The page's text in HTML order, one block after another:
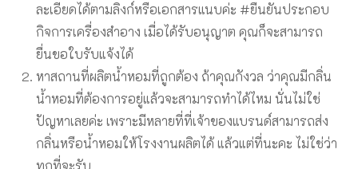
ละเอียดได้ตามลิงก์หรือเอกสารแนบค่ะ #ยืนยันประกอบ
กิจการเครื่องสำอาง เมื่อได้รับอนุญาต คุณก็จะสามารถ
ยื่นขอใบรับแจ้งได้
หาสถานที่ผลิตน้ำหอมที่ถูกต้อง ถ้าคุณกังวล ว่าคุณมีกลิ่น
น้ำหอมที่ต้องการอยู่แล้วจะสามารถทำได้ไหม นั่นไม่ใช่
ปัญหาเลยค่ะ เพราะมีหลายที่ที่เจ้าของแบรนด์สามารถส่ง
กลิ่นหรือน้ำหอมให้โรงงานผลิตได้ แล้วแต่ที่นะคะ ไม่ใช่ว่า
ทุกที่จะรับ